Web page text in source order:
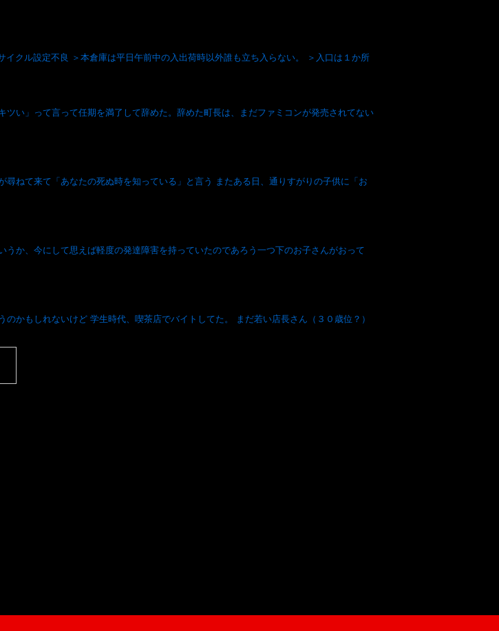
クル設定不良 ＞本倉庫は平日午前中の入出荷時以外誰も立ち入らない。 ＞入口は１か所
い」って言って任期を満了して辞めた。辞めた町長は、まだファミコンが発売されてない
ねて来て「あなたの死ぬ時を知っている」と言う またある日、通りすがりの子供に「お
か、今にして思えば軽度の発達障害を持っていたのであろう一つ下のお子さんがおって
かもしれないけど 学生時代、喫茶店でバイトしてた。 まだ若い店長さん（３０歳位？）